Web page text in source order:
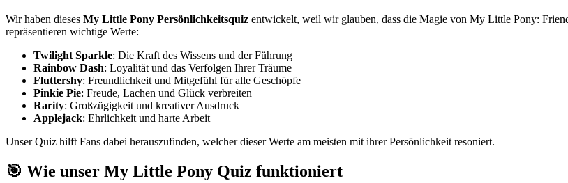
Wir haben dieses My Little Pony Persönlichkeitsquiz entwickelt, weil wir glauben, dass die Magie von My Little Pony:
repräsentieren wichtige Werte:
Twilight Sparkle: Die Kraft des Wissens und der Führung
Rainbow Dash: Loyalität und das Verfolgen Ihrer Träume
Fluttershy: Freundlichkeit und Mitgefühl für alle Geschöpfe
Pinkie Pie: Freude, Lachen und Glück verbreiten
Rarity: Großzügigkeit und kreativer Ausdruck
Applejack: Ehrlichkeit und harte Arbeit
Unser Quiz hilft Fans dabei herauszufinden, welcher dieser Werte am meisten mit ihrer Persönlichkeit resoniert.
🎯 Wie unser My Little Pony Quiz funktioniert